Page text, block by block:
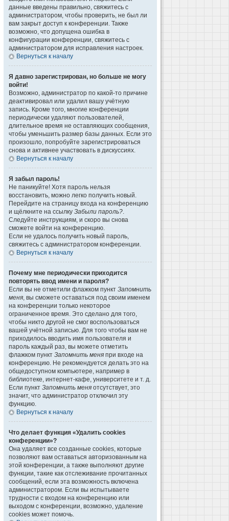
данные введены правильно, свяжитесь с
администратором, чтобы проверить, не был ли
вам закрыт доступ к конференции. Также
возможно, что допущена ошибка в
конфигурации конференции, свяжитесь с
администратором для исправления настроек.
Вернуться к началу
Я давно зарегистрирован, но больше не могу
войти!
Возможно, администратор по какой-то причине
деактивировал или удалил вашу учётную
запись. Кроме того, многие конференции
периодически удаляют пользователей,
длительное время не оставляющих сообщения,
чтобы уменьшить размер базы данных. Если это
произошло, попробуйте зарегистрироваться
снова и активнее участвовать в дискуссиях.
Вернуться к началу
Я забыл пароль!
Не паникуйте! Хотя пароль нельзя
восстановить, можно легко получить новый.
Перейдите на страницу входа на конференцию
и щёлкните на ссылку Забыли пароль?.
Следуйте инструкциям, и скоро вы снова
сможете войти на конференцию.
Если не удалось получить новый пароль,
свяжитесь с администратором конференции.
Вернуться к началу
Почему мне периодически приходится
повторять ввод имени и пароля?
Если вы не отметили флажком пункт Запомнить
меня, вы сможете оставаться под своим именем
на конференции только некоторое
ограниченное время. Это сделано для того,
чтобы никто другой не смог воспользоваться
вашей учётной записью. Для того чтобы вам не
приходилось вводить имя пользователя и
пароль каждый раз, вы можете отметить
флажком пункт Запомнить меня при входе на
конференцию. Не рекомендуется делать это на
общедоступном компьютере, например в
библиотеке, интернет-кафе, университете и т. д.
Если пункт Запомнить меня отсутствует, это
значит, что администратор отключил эту
функцию.
Вернуться к началу
Что делает функция «Удалить cookies
конференции»?
Она удаляет все созданные cookies, которые
позволяют вам оставаться авторизованным на
этой конференции, а также выполняют другие
функции, такие как отслеживание прочитанных
сообщений, если эта возможность включена
администратором. Если вы испытываете
трудности с входом на конференцию или
выходом с конференции, возможно, удаление
cookies может помочь.